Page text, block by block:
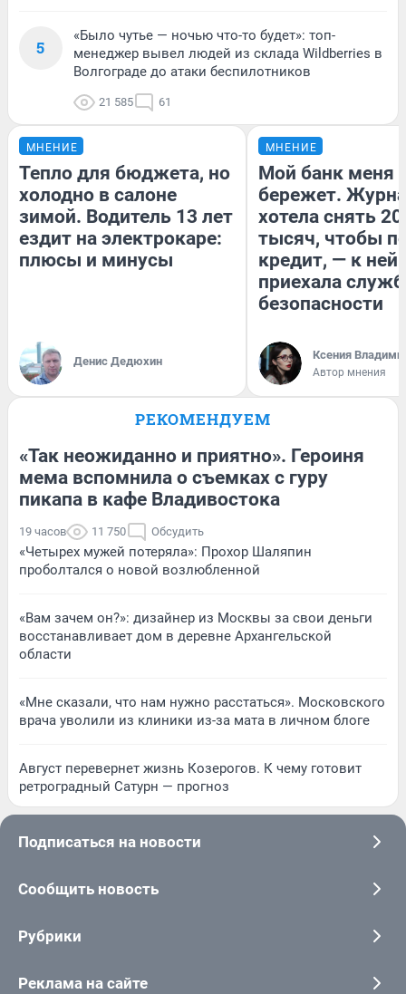
5
«Было чутье — ночью что-то будет»: топ-
менеджер вывел людей из склада Wildberries в
Волгограде до атаки беспилотников
21 585 61
МНЕНИЕ
Тепло для бюджета, но
холодно в салоне
зимой. Водитель 13 лет
ездит на электрокаре:
плюсы и минусы
Денис Дедюхин
МНЕНИЕ
Мой банк меня
бережет.
хотела снять
тысяч, чтобы
кредит, — к
приехала
безопасности
Ксения
Автор мнения
РЕКОМЕНДУЕМ
«Так неожиданно и приятно». Героиня
мема вспомнила о съемках с гуру
пикапа в кафе Владивостока
19 часов 11 750 Обсудить
«Четырех мужей потеряла»: Прохор Шаляпин
проболтался о новой возлюбленной
«Вам зачем он?»: дизайнер из Москвы за свои деньги
восстанавливает дом в деревне Архангельской
области
«Мне сказали, что нам нужно расстаться». Московского
врача уволили из клиники из-за мата в личном блоге
Август перевернет жизнь Козерогов. К чему готовит
ретроградный Сатурн — прогноз
Подписаться на новости
Сообщить новость
Рубрики
Реклама на сайте